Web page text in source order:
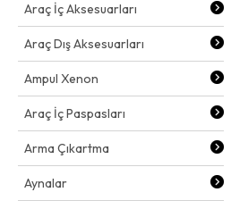
Araç İç Aksesuarları
Araç Dış Aksesuarları
Ampul Xenon
Araç İç Paspasları
Arma Çıkartma
Aynalar